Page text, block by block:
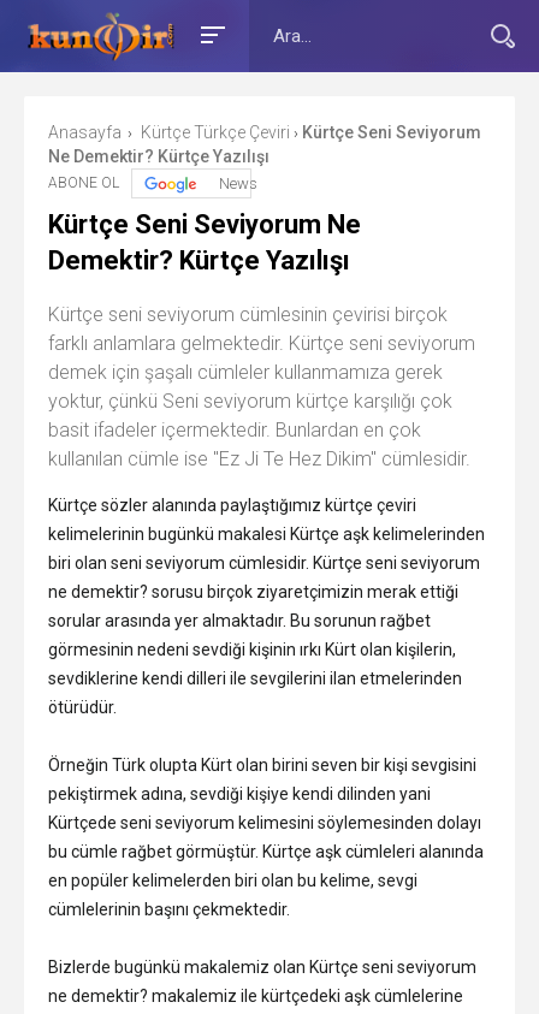
Anasayfa › Kürtçe Türkçe Çeviri › Kürtçe Seni Seviyorum
Ne Demektir? Kürtçe Yazılışı
ABONE OL News
Kürtçe Seni Seviyorum Ne
Demektir? Kürtçe Yazılışı
Kürtçe seni seviyorum cümlesinin çevirisi birçok
farklı anlamlara gelmektedir. Kürtçe seni seviyorum
demek için şaşalı cümleler kullanmamıza gerek
yoktur, çünkü Seni seviyorum kürtçe karşılığı çok
basit ifadeler içermektedir. Bunlardan en çok
kullanılan cümle ise "Ez Ji Te Hez Dikim" cümlesidir.
Kürtçe sözler alanında paylaştığımız kürtçe çeviri
kelimelerinin bugünkü makalesi Kürtçe aşk kelimelerinden
biri olan seni seviyorum cümlesidir. Kürtçe seni seviyorum
ne demektir? sorusu birçok ziyaretçimizin merak ettiği
sorular arasında yer almaktadır. Bu sorunun rağbet
görmesinin nedeni sevdiği kişinin ırkı Kürt olan kişilerin,
sevdiklerine kendi dilleri ile sevgilerini ilan etmelerinden
ötürüdür.
Örneğin Türk olupta Kürt olan birini seven bir kişi sevgisini
pekiştirmek adına, sevdiği kişiye kendi dilinden yani
Kürtçede seni seviyorum kelimesini söylemesinden dolayı
bu cümle rağbet görmüştür. Kürtçe aşk cümleleri alanında
en popüler kelimelerden biri olan bu kelime, sevgi
cümlelerinin başını çekmektedir.
Bizlerde bugünkü makalemiz olan Kürtçe seni seviyorum
ne demektir? makalemiz ile kürtçedeki aşk cümlelerine